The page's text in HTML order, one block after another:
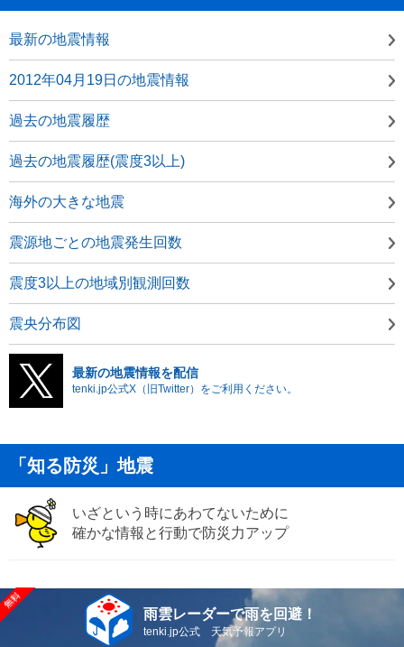
最新の地震情報
2012年04月19日の地震情報
過去の地震履歴
過去の地震履歴(震度3以上)
海外の大きな地震
震源地ごとの地震発生回数
震度3以上の地域別観測回数
震央分布図
最新の地震情報を配信
tenki.jp公式X（旧Twitter）をご利用ください。
「知る防災」地震
いざという時にあわてないために
確かな情報と行動で防災力アップ
雨雲レーダーで雨を回避！
tenki.jp公式 天気予報アプリ